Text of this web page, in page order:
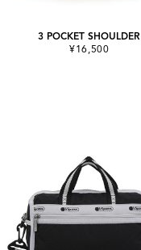
3 POCKET SHOULDER
¥16,500